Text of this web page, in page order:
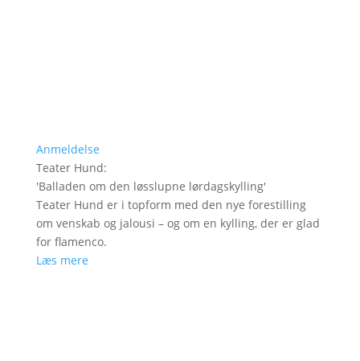
Anmeldelse
Teater Hund:
'Balladen om den løsslupne lørdagskylling'
Teater Hund er i topform med den nye forestilling
om venskab og jalousi – og om en kylling, der er glad
for flamenco.
Læs mere